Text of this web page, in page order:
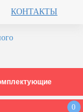
КОНТАКТЫ
0